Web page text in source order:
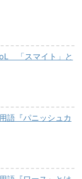
「スマイト」と
語『パニッシュカ